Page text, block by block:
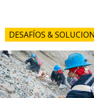
DESAFÍOS &